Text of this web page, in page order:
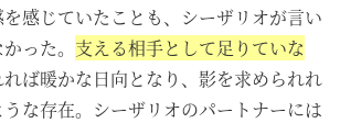
感じていたことも、シーザリオが言い
った。 支える相手として足りていな
ば暖かな日向となり、影を求められれ
な存在。シーザリオのパートナーには